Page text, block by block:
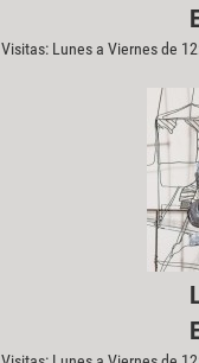
Visitas: Lunes a Viernes de